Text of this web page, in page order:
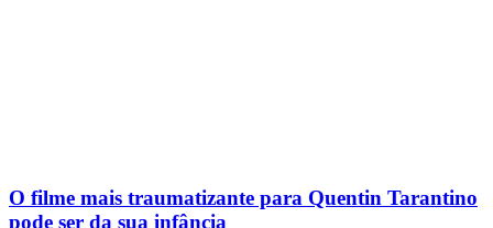
O filme mais traumatizante para Quentin Tarantino
pode ser da sua infância